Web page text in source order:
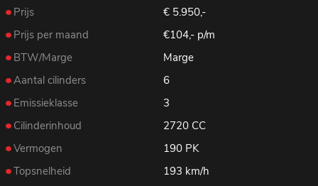
Prijs
€ 5.950,-
Prijs per maand
€104,- p/m
BTW/Marge
Marge
Aantal cilinders
6
Emissieklasse
3
Cilinderinhoud
2720 CC
Vermogen
190 PK
Topsnelheid
193 km/h